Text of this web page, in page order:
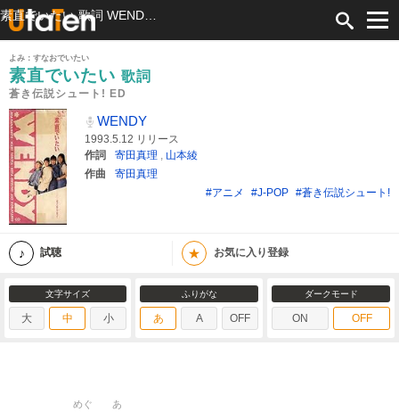
よみ：すなおでいたい
素直でいたい 歌詞
蒼き伝説シュート! ED
WENDY
1993.5.12 リリース
作詞
寄田真理 , 山本綾
作曲
寄田真理
#アニメ
#J-POP #蒼き伝説シュート!
試聴 ★ お気に入り登録
文字サイズ
大 中 小
ふりがな
あ A OFF
ダークモード
ON OFF
めぐ あ